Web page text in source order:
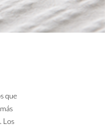
que
Los